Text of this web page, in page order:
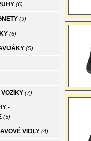
(6)
(9)
(6)
(5)
(7)
-
(5)
VIDLY (4)